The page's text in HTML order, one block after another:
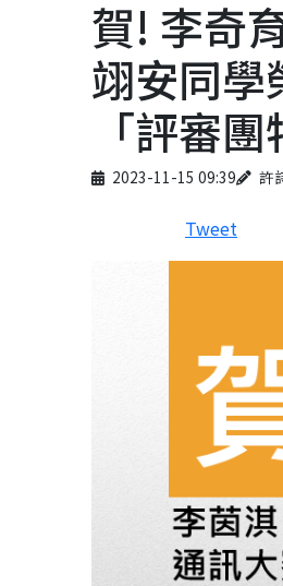
賀! 李奇
翊安同
「評審
Published on
2023-11-15 09:39
Author 許
Tweet